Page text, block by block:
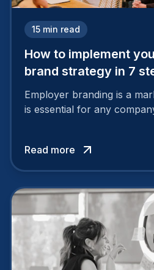
15 min read
How to implement
brand strategy in 7
Employer branding is a
is essential for any
solid and positive employer
cannot simply wave a
Read more